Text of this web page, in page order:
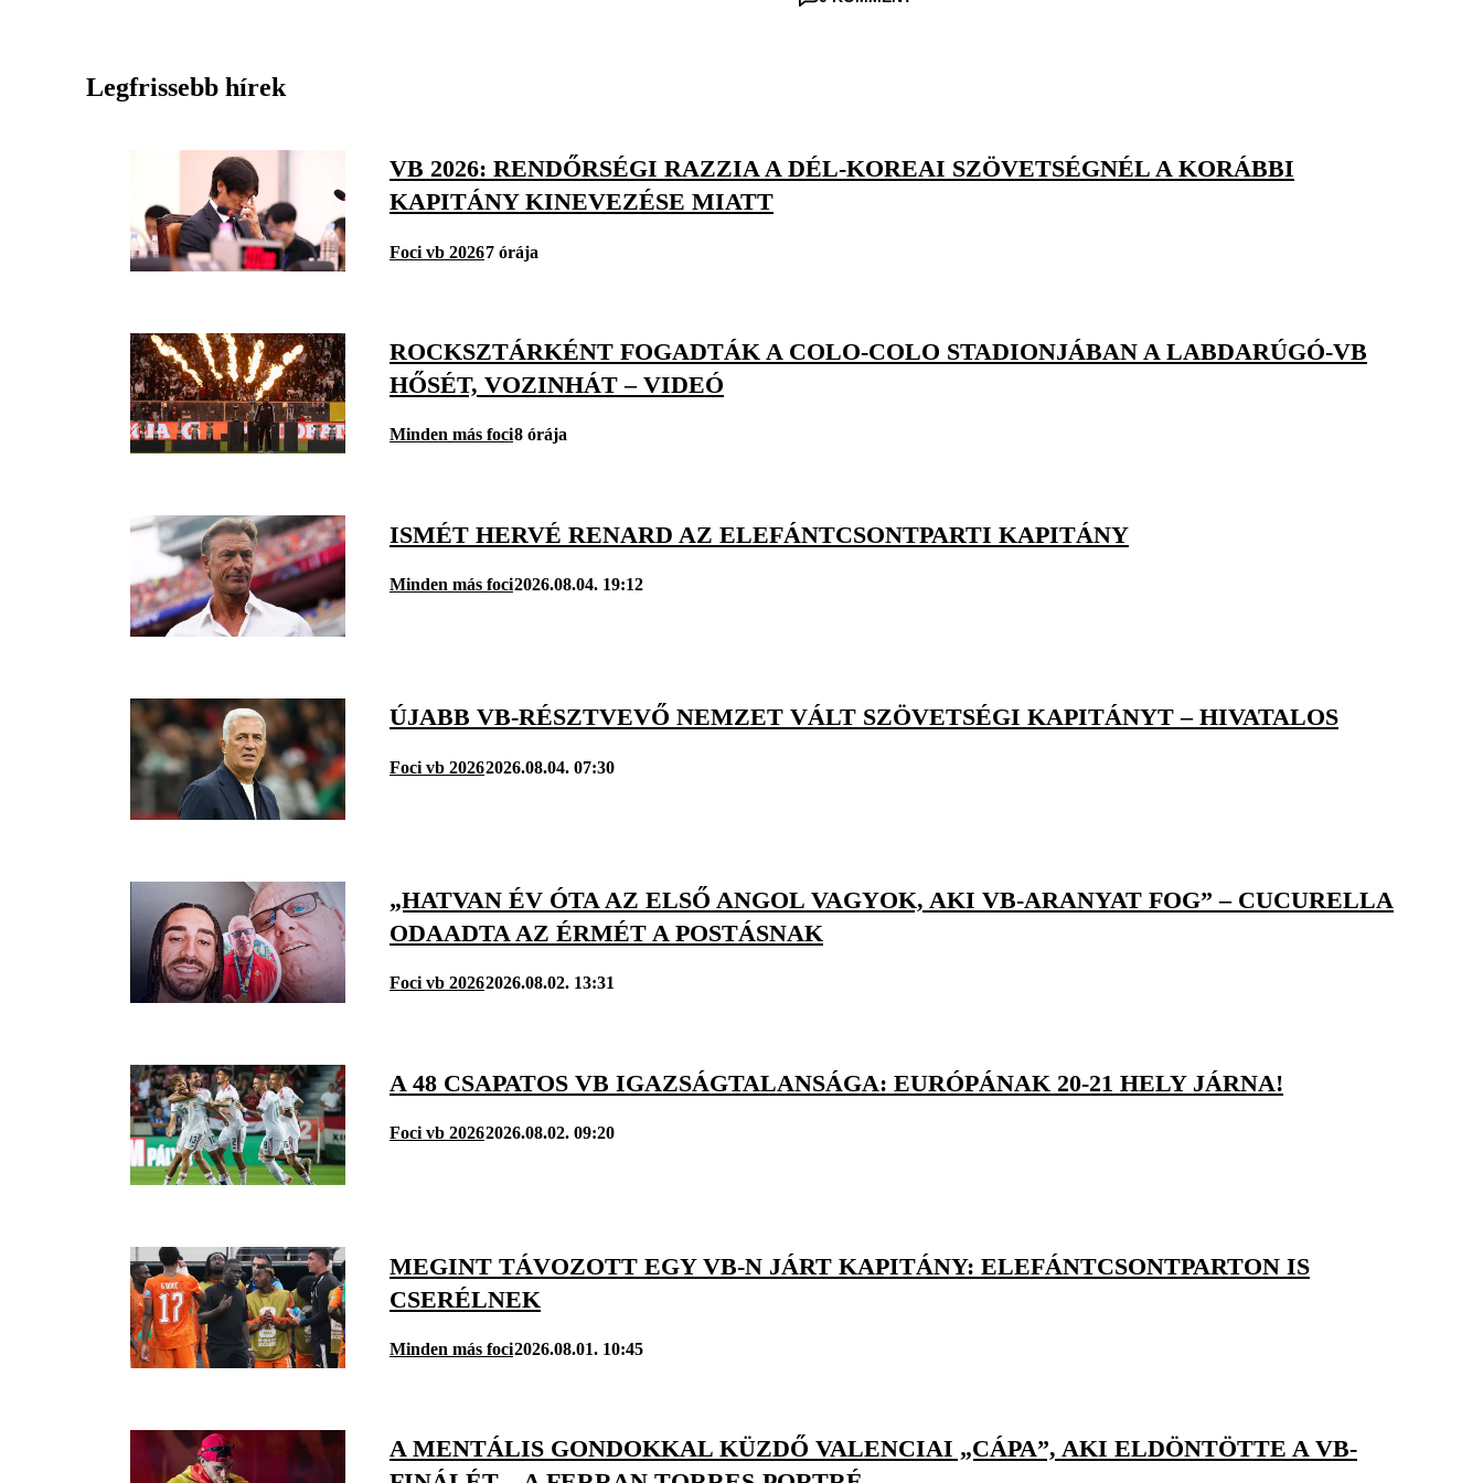
Legfrissebb hírek
VB 2026: RENDŐRSÉGI RAZZIA A DÉL-KOREAI SZÖVETSÉGNÉL A KORÁBBI
KAPITÁNY KINEVEZÉSE MIATT
Foci vb 20267 órája
ROCKSZTÁRKÉNT FOGADTÁK A COLO-COLO STADIONJÁBAN A LABDARÚGÓ-VB
HŐSÉT, VOZINHÁT – VIDEÓ
Minden más foci8 órája
ISMÉT HERVÉ RENARD AZ ELEFÁNTCSONTPARTI KAPITÁNY
Minden más foci2026.08.04. 19:12
ÚJABB VB-RÉSZTVEVŐ NEMZET VÁLT SZÖVETSÉGI KAPITÁNYT – HIVATALOS
Foci vb 20262026.08.04. 07:30
„HATVAN ÉV ÓTA AZ ELSŐ ANGOL VAGYOK, AKI VB-ARANYAT FOG” – CUCURELLA
ODAADTA AZ ÉRMÉT A POSTÁSNAK
Foci vb 20262026.08.02. 13:31
A 48 CSAPATOS VB IGAZSÁGTALANSÁGA: EURÓPÁNAK 20-21 HELY JÁRNA!
Foci vb 20262026.08.02. 09:20
MEGINT TÁVOZOTT EGY VB-N JÁRT KAPITÁNY: ELEFÁNTCSONTPARTON IS
CSERÉLNEK
Minden más foci2026.08.01. 10:45
A MENTÁLIS GONDOKKAL KÜZDŐ VALENCIAI „CÁPA”, AKI ELDÖNTÖTTE A VB-